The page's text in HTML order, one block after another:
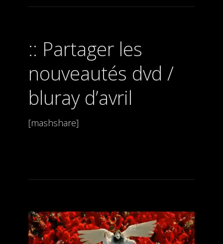
Partager les
nouveautés dvd /
bluray d’avril
[mashshare]